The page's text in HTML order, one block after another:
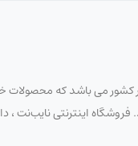
کشور می باشد که محصولات
فروشگاه اینترنتی